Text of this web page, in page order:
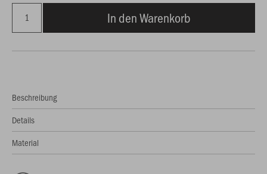
In den Warenkorb
Beschreibung
Details
Material